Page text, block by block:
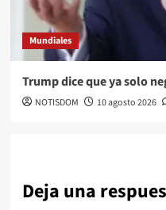
Mundiales
Trump dice que ya solo
NOTISDOM 10 agosto 2026
Deja una